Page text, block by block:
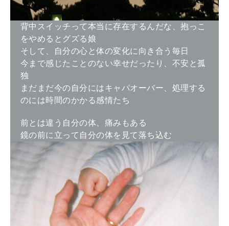
背中スイッチって本当に存在するんだな、抱っこ
をやめるとグズる娘
そして、自分の心と体の変化に向き合う毎日
今まで感じたことのない幸せだったり、不安と孤
独
まだまだ今の自分にはキャパオーバー、処理する
のには時間のかかる感情たち
前とは違う自分の体、痛みもある
鏡の前に立って自分の体を見て落ち込む